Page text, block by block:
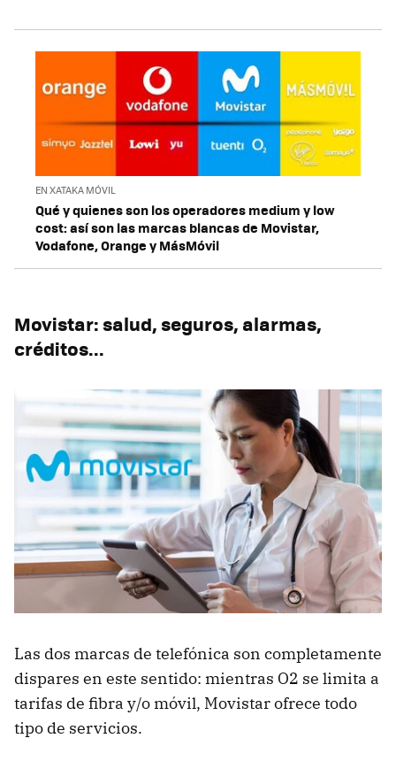
EN XATAKA MÓVIL
Qué y quienes son los operadores medium y low
cost: así son las marcas blancas de Movistar,
Vodafone, Orange y MásMóvil
Movistar: salud, seguros, alarmas,
créditos...
Las dos marcas de telefónica son completamente
dispares en este sentido: mientras O2 se limita a
tarifas de fibra y/o móvil, Movistar ofrece todo
tipo de servicios.